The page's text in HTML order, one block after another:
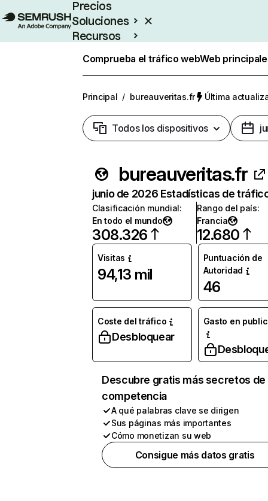
Precios
Soluciones
Recursos
Comprueba el tráfico webWeb
Principal / bureauveritas.fr Última
Todos los dispositivos
bureauveritas.fr
junio de 2026 Estadísticas de
Clasificación mundial:
En todo el mundo
308.326
Rango del país:
Francia
12.680
Visitas
94,13 mil
Puntuación de
Autoridad
46
Coste del tráfico
Desbloquear
Gasto en
Descubre gratis más secretos de
competencia
A qué palabras clave se dirigen
Sus páginas más importantes
Cómo monetizan su web
Consigue más datos gratis